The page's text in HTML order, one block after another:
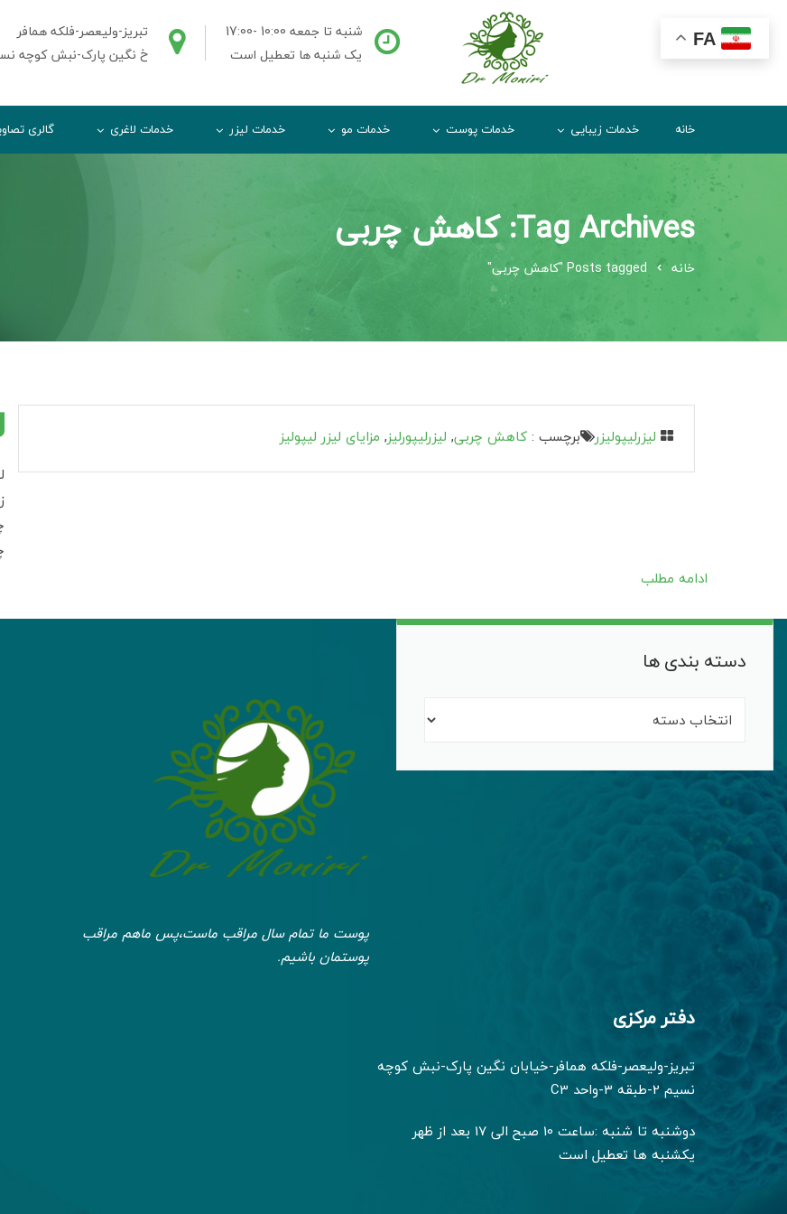
تبریز-ولیعصر-فلکه همافر
خ نگین پارک-نبش کوچه نسیم 2-
شنبه تا جمعه 10:00 -17:00
یک شنبه ها تعطیل است
خانه خدمات زیبایی خدمات پوست خدمات مو خدمات لیزر خدمات لاغری گالری
Tag Archives: کاهش چربی
خانه Posts tagged "کاهش چربی"
لیزرلیپولیزر برچسب :کاهش چربی, لیزرلیپورلیز, مزایای لیزر لیپولیز
ادامه مطلب
دسته بندی ها
پوست ما تمام سال مراقب ماست،پس ماهم مراقب
پوستمان باشیم.
دفتر مرکزی
تبریز-ولیعصر-فلکه همافر-خیابان نگین پارک-نبش کوچه
نسیم 2-طبقه 3-واحد C3
دوشنبه تا شنبه :ساعت 10 صبح الی 17 بعد از ظهر
یکشنبه ها تعطیل است
FA